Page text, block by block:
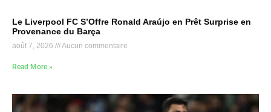
Le Liverpool FC S’Offre Ronald Araújo en Prêt Surprise en
Provenance du Barça
août 7, 2026 Aucun commentaire
Read More »